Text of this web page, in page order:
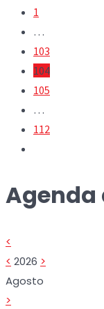
1
…
103
104
105
…
112
Agenda
<
< 2026 >
Agosto
>